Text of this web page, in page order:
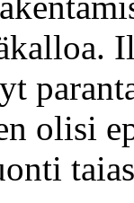
olisi